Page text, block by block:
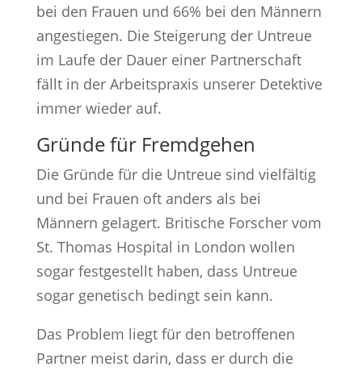
bei den Frauen und 66% bei den Männern
angestiegen. Die Steigerung der Untreue
im Laufe der Dauer einer Partnerschaft
fällt in der Arbeitspraxis unserer Detektive
immer wieder auf.
Gründe für Fremdgehen
Die Gründe für die Untreue sind vielfältig
und bei Frauen oft anders als bei
Männern gelagert. Britische Forscher vom
St. Thomas Hospital in London wollen
sogar festgestellt haben, dass Untreue
sogar genetisch bedingt sein kann.
Das Problem liegt für den betroffenen
Partner meist darin, dass er durch die